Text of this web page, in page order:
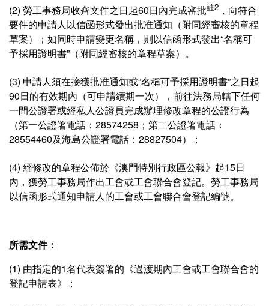
(2) 勞工事務局收齊文件之日起60日內完成審批註2 ，向符合
要件的申請人以信函形式發出批准通知（附同經審核的章程
草案）；如同時申請變更名稱，則以信函形式發出“名稱可
予採用證明書”（附同經審核的章程草案）。
(3) 申請人須在接獲批准通知或“名稱可予採用證明書”之日起
90日的有效期內（可申請續期一次），前往法務局轄下任何
一間公證署或經私人公證員完成辦理修改章程的公證行為
（第一公證署電話：28574258；第二公證署電話：
28554460及海島公證署電話：28827504）；
(4) 經修改的章程公佈於《澳門特別行政區公報》起15日
內，獲勞工事務局作出工會或工會聯合會登記。勞工事務局
以信函形式通知申請人的工會或工會聯合會登記編號。
所需文件：
(1) 由指定的1名代表簽署的《過渡期內工會或工會聯合會的
登記申請表》；